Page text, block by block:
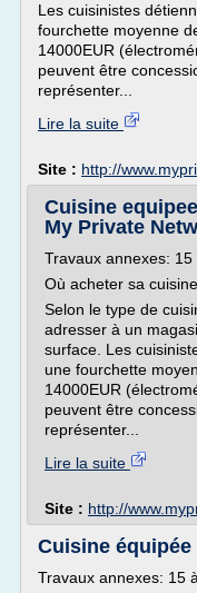
Les cuisinistes
fourchette moyenne
14000EUR
peuvent être
représenter...
Lire la suite
Site : http://
Cuisine
My Private
Travaux annexes: 15
Où acheter sa
Selon le type de
adresser à un
surface. Les
une fourchette
14000EUR
peuvent être
représenter...
Lire la suite
Site : http://
Cuisine
Travaux annexes: 15